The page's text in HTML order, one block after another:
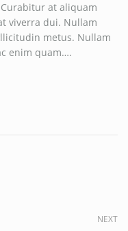
at aliquam
viverra dui. Nullam
metus. Nullam
enim quam….
NEXT